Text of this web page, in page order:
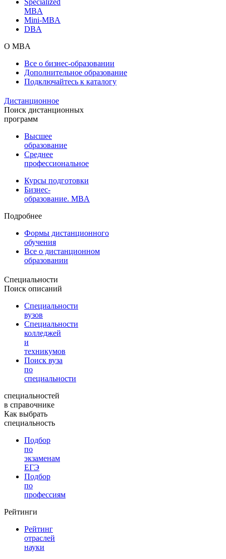
MBA
Mini-MBA
DBA
О MBA
Все о бизнес-образовании
Дополнительное образование
Подключайтесь к каталогу
Дистанционное
Поиск дистанционных
программ
Высшее
образование
Среднее
профессиональное
Курсы подготовки
Бизнес-
образование. MBA
Подробнее
Формы дистанционного
обучения
Все о дистанционном
образовании
Специальности
Поиск описаний
Специальности
вузов
Специальности
колледжей
и
техникумов
Поиск вуза
по
специальности
специальностей
в справочнике
Как выбрать
специальность
Подбор
по
экзаменам
ЕГЭ
Подбор
по
профессиям
Рейтинги
Рейтинг
отраслей
науки